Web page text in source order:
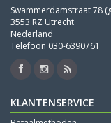
Swammerdamstraat 78
3553 RZ Utrecht
Nederland
Telefoon 030-6390761
KLANTENSERVICE